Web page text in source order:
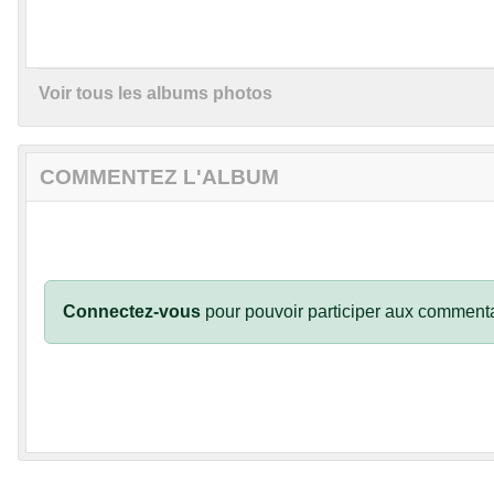
Voir tous les albums photos
COMMENTEZ L'ALBUM
Connectez-vous pour pouvoir participer aux